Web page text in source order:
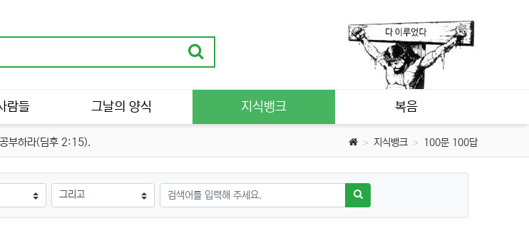
람들 그날의 양식 지식뱅크 복음
부하라(딤후 2:15). 지식뱅크 100문 100답
검색어
검색하기